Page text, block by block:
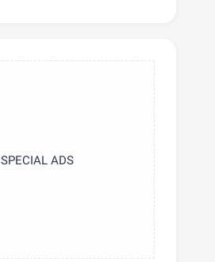
SPECIAL ADS